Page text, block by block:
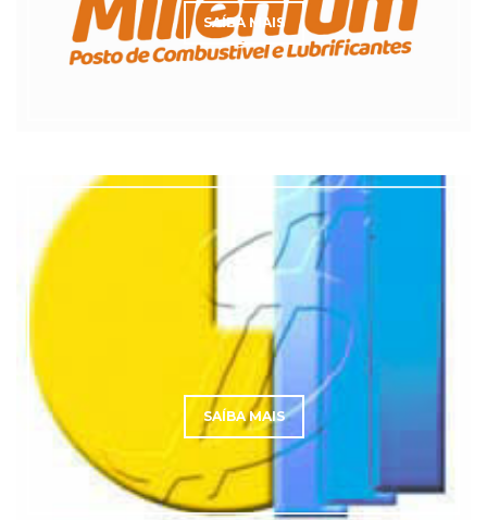
SAÍBA MAIS
SAÍBA MAIS